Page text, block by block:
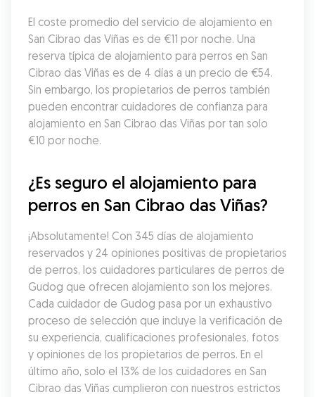
El coste promedio del servicio de alojamiento en
San Cibrao das Viñas es de €11 por noche. Una
reserva típica de alojamiento para perros en San
Cibrao das Viñas es de 4 días a un precio de €54.
Sin embargo, los propietarios de perros también
pueden encontrar cuidadores de confianza para
alojamiento en San Cibrao das Viñas por tan solo
€10 por noche.
¿Es seguro el alojamiento para
perros en San Cibrao das Viñas?
¡Absolutamente! Con 345 días de alojamiento
reservados y 24 opiniones positivas de propietarios
de perros, los cuidadores particulares de perros de
Gudog que ofrecen alojamiento son los mejores.
Cada cuidador de Gudog pasa por un exhaustivo
proceso de selección que incluye la verificación de
su experiencia, cualificaciones profesionales, fotos
y opiniones de los propietarios de perros. En el
último año, solo el 13% de los cuidadores en San
Cibrao das Viñas cumplieron con nuestros estrictos